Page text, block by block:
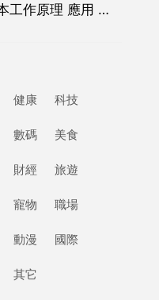
求 壓力感測器的基本工作原理 應用 和設計 方面的資料
健康 科技
數碼 美食
財經 旅遊
寵物 職場
動漫 國際
其它